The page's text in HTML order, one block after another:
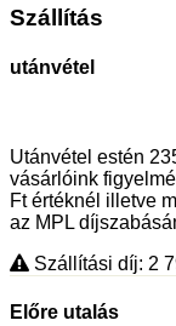
Szállítás
utánvétel
Utánvétel estén
vásárlóink
Ft értéknél illetve
az MPL
Szállítási díj: 2
Előre utalás